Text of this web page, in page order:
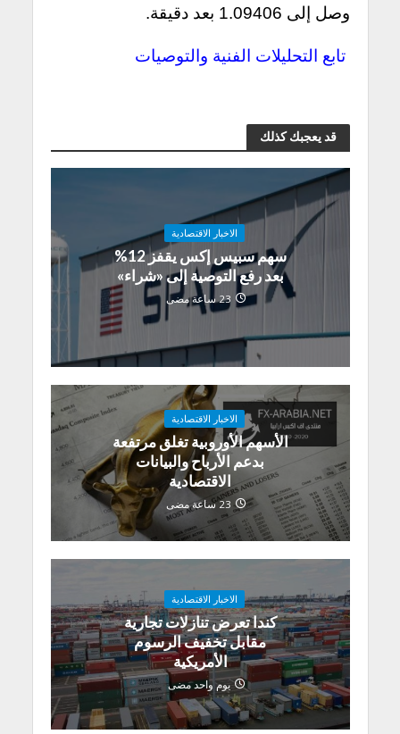
وصل إلى 1.09406 بعد دقيقة.
تابع التحليلات الفنية والتوصيات
قد يعجبك كذلك
الاخبار الاقتصادية
سهم سبيس إكس يقفز 12%
بعد رفع التوصية إلى «شراء»
23 ساعة مضى
الاخبار الاقتصادية
الأسهم الأوروبية تغلق مرتفعة
بدعم الأرباح والبيانات
الاقتصادية
23 ساعة مضى
الاخبار الاقتصادية
كندا تعرض تنازلات تجارية
مقابل تخفيف الرسوم
الأمريكية
يوم واحد مضى